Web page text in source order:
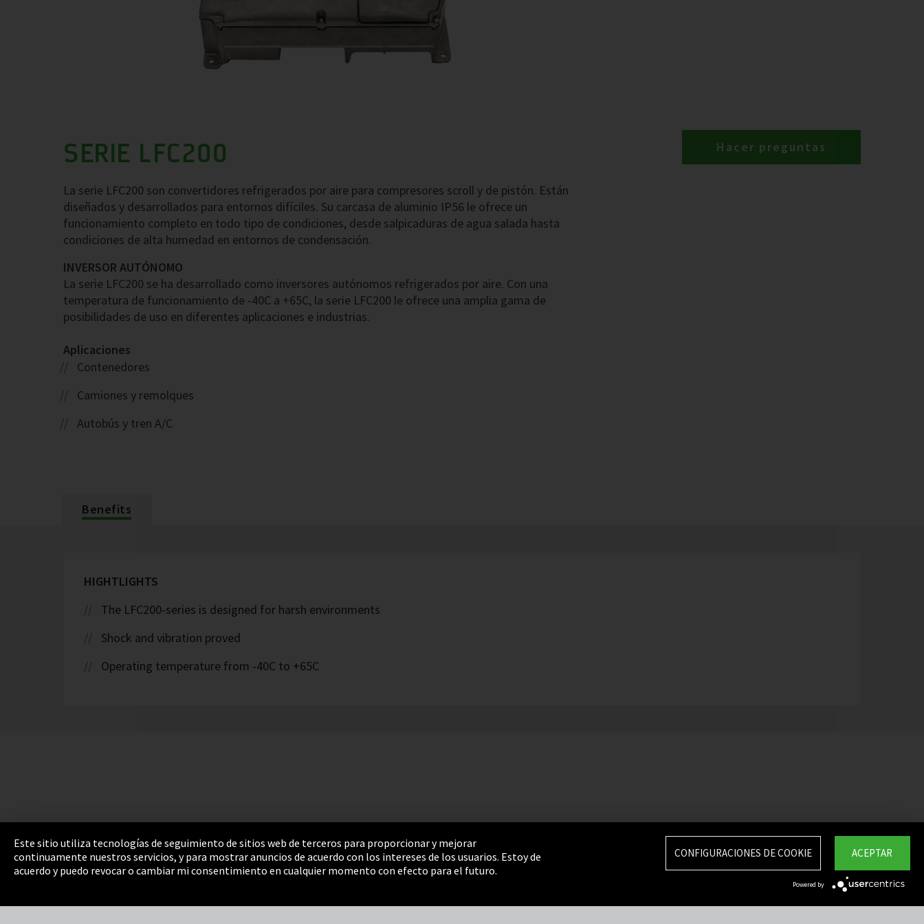
SERIE LFC200
La serie LFC200 son convertidores refrigerados por aire para compresores scroll y de pistón. Están
diseñados y desarrollados para entornos difíciles. Su carcasa de aluminio IP56 le ofrece un
funcionamiento completo en todo tipo de condiciones, desde salpicaduras de agua salada hasta
condiciones de alta humedad en entornos de condensación.
INVERSOR AUTÓNOMO
La serie LFC200 se ha desarrollado como inversores autónomos refrigerados por aire. Con una
temperatura de funcionamiento de -40C a +65C, la serie LFC200 le ofrece una amplia gama de
posibilidades de uso en diferentes aplicaciones e industrias.
Aplicaciones
Contenedores
Camiones y remolques
Autobús y tren A/C
Hacer preguntas
Benefits
HIGHTLIGHTS
The LFC200-series is designed for harsh environments
Shock and vibration proved
Operating temperature from -40C to +65C
Pie de imprenta Política de privacidad Cookie Settings Términos y Condiciones
Este sitio utiliza tecnologías de seguimiento de sitios web de terceros para proporcionar y mejorar
continuamente nuestros servicios, y para mostrar anuncios de acuerdo con los intereses de los usuarios. Estoy de
acuerdo y puedo revocar o cambiar mi consentimiento en cualquier momento con efecto para el futuro.
ACEPTAR
CONFIGURACIONES DE COOKIE
Powered by